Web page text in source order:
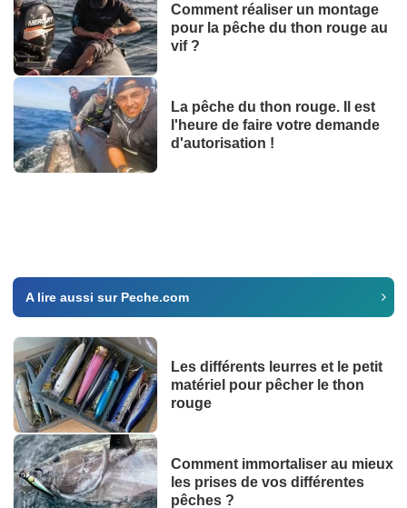
Comment réaliser un montage
pour la pêche du thon rouge au
vif ?
La pêche du thon rouge. Il est
l'heure de faire votre demande
d'autorisation !
A lire aussi sur Peche.com
Les différents leurres et le petit
matériel pour pêcher le thon
rouge
Comment immortaliser au mieux
les prises de vos différentes
pêches ?